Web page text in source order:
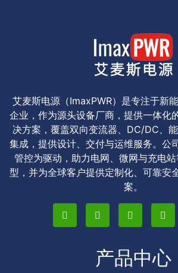
艾麦斯电源（ImaxPWR）是专注于新
企业，作为源头设备厂商，提供一体化
决方案，覆盖双向变流器、DC/DC、
集成，提供设计、交付与运维服务。公
管控为驱动，助力电网、微网与充电
型，并为全球客户提供定制化、可靠安
案。
产品中心